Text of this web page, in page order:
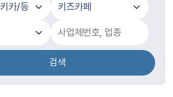
검색